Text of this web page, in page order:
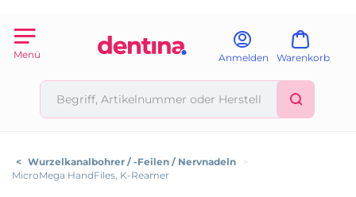
Menü Anmelden Warenkorb
< Wurzelkanalbohrer / -Feilen / Nervnadeln >
MicroMega HandFiles, K-Reamer